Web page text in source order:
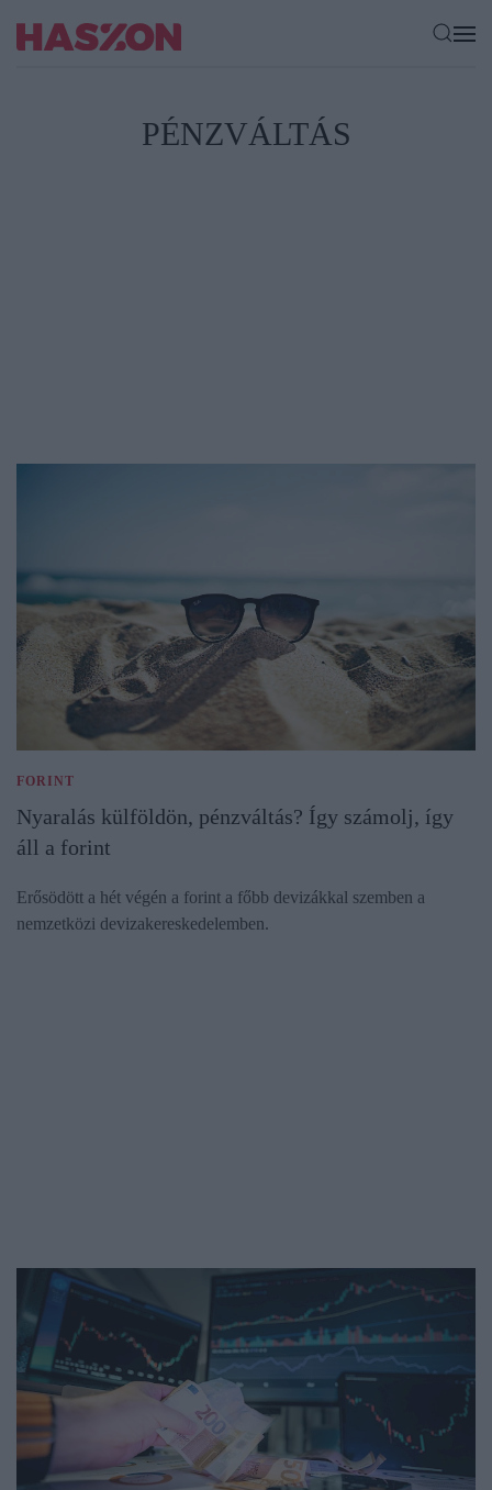
PÉNZVÁLTÁS
FORINT
Nyaralás külföldön, pénzváltás? Így számolj, így
áll a forint
Erősödött a hét végén a forint a főbb devizákkal szemben a
nemzetközi devizakereskedelemben.